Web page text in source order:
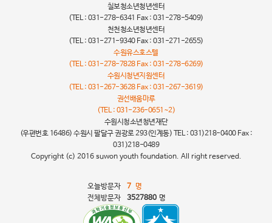
칠보청소년청년센터
(TEL : 031-278-6341 Fax : 031-278-5409)
천천청소년청년센터
(TEL : 031-271-9340 Fax : 031-271-2655)
수원유스호스텔
(TEL : 031-278-7828 Fax : 031-278-6269)
수원시청년지원센터
(TEL : 031-267-3628 Fax : 031-267-3619)
권선배움마루
(TEL : 031-236-0651~2)
수원시청소년청년재단
(우편번호 16486) 수원시 팔달구 권광로 293(인계동) TEL : 031)218-0400 Fax :
031)218-0489
Copyright (c) 2016 suwon youth foundation. All right reserved.
오늘방문자 7 명
전체방문자
3527880 명